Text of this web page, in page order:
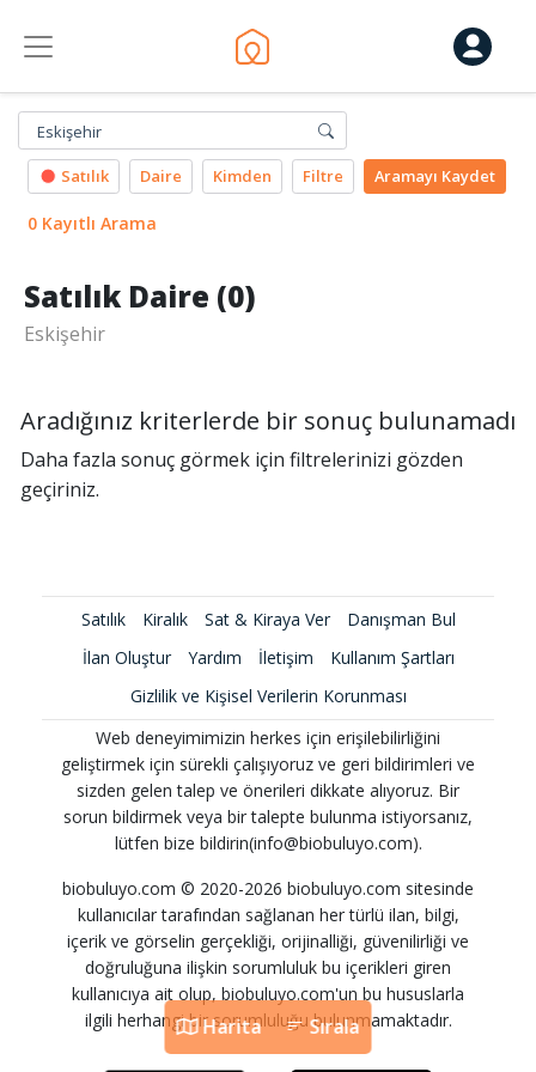
Eskişehir
Satılık Daire Kimden Filtre Aramayı Kaydet
0 Kayıtlı Arama
Harita Sırala
Harita
Satılık Daire (0)
Eskişehir
Aradığınız kriterlerde bir sonuç bulunamadı
Daha fazla sonuç görmek için filtrelerinizi gözden
geçiriniz.
Satılık Kiralık Sat & Kiraya Ver
Danışman Bul
İlan Oluştur
Yardım İletişim
Kullanım Şartları
Gizlilik ve Kişisel Verilerin Korunması
Web deneyimimizin herkes için erişilebilirliğini
geliştirmek için sürekli çalışıyoruz ve geri bildirimleri ve
sizden gelen talep ve önerileri dikkate alıyoruz. Bir
sorun bildirmek veya bir talepte bulunma istiyorsanız,
lütfen bize bildirin(info@biobuluyo.com).
biobuluyo.com © 2020-2026 biobuluyo.com sitesinde
kullanıcılar tarafından sağlanan her türlü ilan, bilgi,
içerik ve görselin gerçekliği, orijinalliği, güvenilirliği ve
doğruluğuna ilişkin sorumluluk bu içerikleri giren
kullanıcıya ait olup, biobuluyo.com'un bu hususlarla
ilgili herhangi bir sorumluluğu bulunmamaktadır.